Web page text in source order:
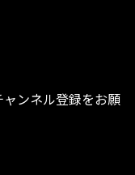
ンネル登録をお願